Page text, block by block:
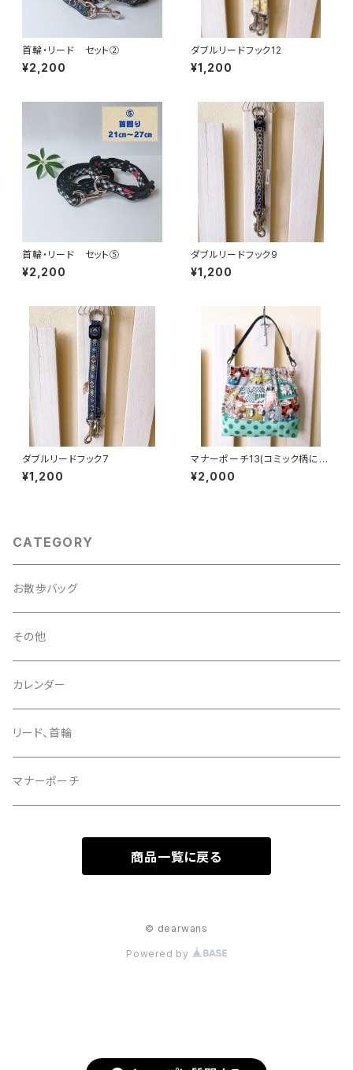
首輪・リード セット②
¥2,200
ダブルリードフック12
¥1,200
首輪・リード セット⑤
¥2,200
ダブルリードフック9
¥1,200
ダブルリードフック7
¥1,200
マナーポーチ13(コミック柄に緑
の水玉）
¥2,000
CATEGORY
お散歩バッグ
その他
カレンダー
リード、首輪
マナーポーチ
商品一覧に戻る
© dearwans
Powered by